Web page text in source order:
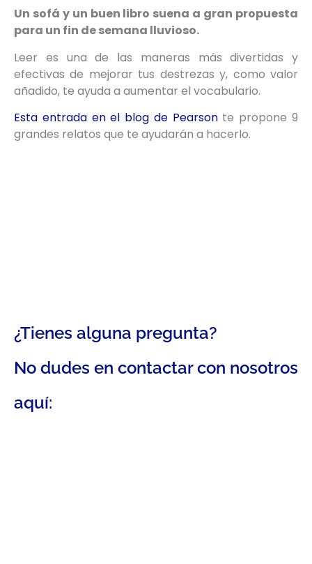
Un sofá y un buen libro suena a gran propuesta
para un fin de semana lluvioso.
Leer es una de las maneras más divertidas y
efectivas de mejorar tus destrezas y, como valor
añadido, te ayuda a aumentar el vocabulario.
Esta entrada en el blog de Pearsonte propone 9
grandes relatos que te ayudarán a hacerlo.
¿Tienes alguna pregunta?
No dudes en contactar con nosotros
aquí: